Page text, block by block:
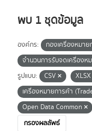
พบ 1 ชุดข้อมูล
องค์กร: กองเครื่องหมา
จำนวนการรับจดเครื่องห
รูปแบบ:
CSV XLSX
เครื่องหมายการค้า
Open Data Common
กรองผลลัพธ์